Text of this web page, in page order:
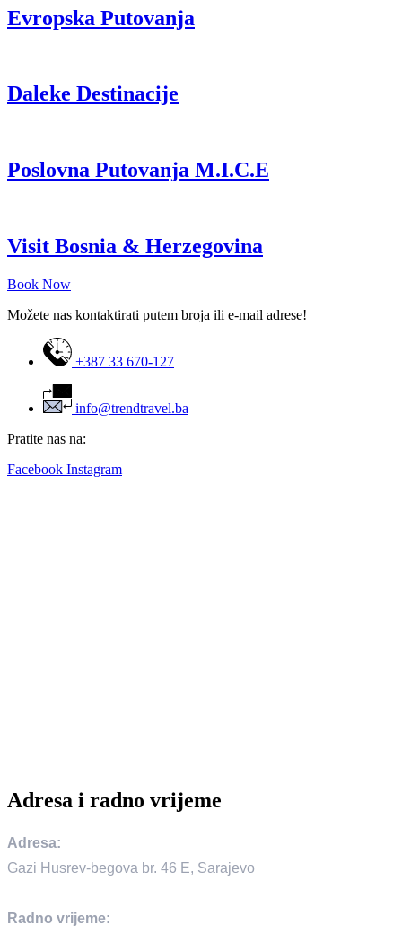
Evropska Putovanja
Daleke Destinacije
Poslovna Putovanja M.I.C.E
Visit Bosnia & Herzegovina
Book Now
Možete nas kontaktirati putem broja ili e-mail adrese!
+387 33 670-127
info@trendtravel.ba
Pratite nas na:
Facebook Instagram
Adresa i radno vrijeme
Adresa:
Gazi Husrev-begova br. 46 E, Sarajevo
Radno vrijeme: